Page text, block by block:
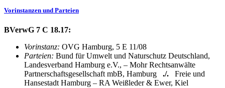
Vorinstanzen und Parteien
BVerwG 7 C 18.17:
Vorinstanz: OVG Hamburg, 5 E 11/08
Parteien: Bund für Umwelt und Naturschutz Deutschland,
Landesverband Hamburg e.V., – Mohr Rechtsanwälte
Partnerschaftsgesellschaft mbB, Hamburg
./.
Freie und
Hansestadt Hamburg – RA Weißleder & Ewer, Kiel